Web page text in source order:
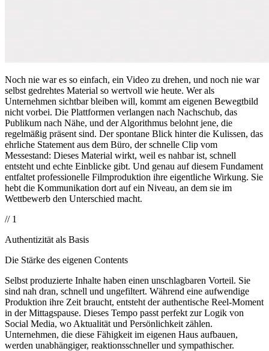
Noch nie war es so einfach, ein Video zu drehen, und noch nie war
selbst gedrehtes Material so wertvoll wie heute. Wer als
Unternehmen sichtbar bleiben will, kommt am eigenen Bewegtbild
nicht vorbei. Die Plattformen verlangen nach Nachschub, das
Publikum nach Nähe, und der Algorithmus belohnt jene, die
regelmäßig präsent sind. Der spontane Blick hinter die Kulissen, das
ehrliche Statement aus dem Büro, der schnelle Clip vom
Messestand: Dieses Material wirkt, weil es nahbar ist, schnell
entsteht und echte Einblicke gibt. Und genau auf diesem Fundament
entfaltet professionelle Filmproduktion ihre eigentliche Wirkung. Sie
hebt die Kommunikation dort auf ein Niveau, an dem sie im
Wettbewerb den Unterschied macht.
// 1
Authentizität als Basis
Die Stärke des eigenen Contents
Selbst produzierte Inhalte haben einen unschlagbaren Vorteil. Sie
sind nah dran, schnell und ungefiltert. Während eine aufwendige
Produktion ihre Zeit braucht, entsteht der authentische Reel-Moment
in der Mittagspause. Dieses Tempo passt perfekt zur Logik von
Social Media, wo Aktualität und Persönlichkeit zählen.
Unternehmen, die diese Fähigkeit im eigenen Haus aufbauen,
werden unabhängiger, reaktionsschneller und sympathischer.